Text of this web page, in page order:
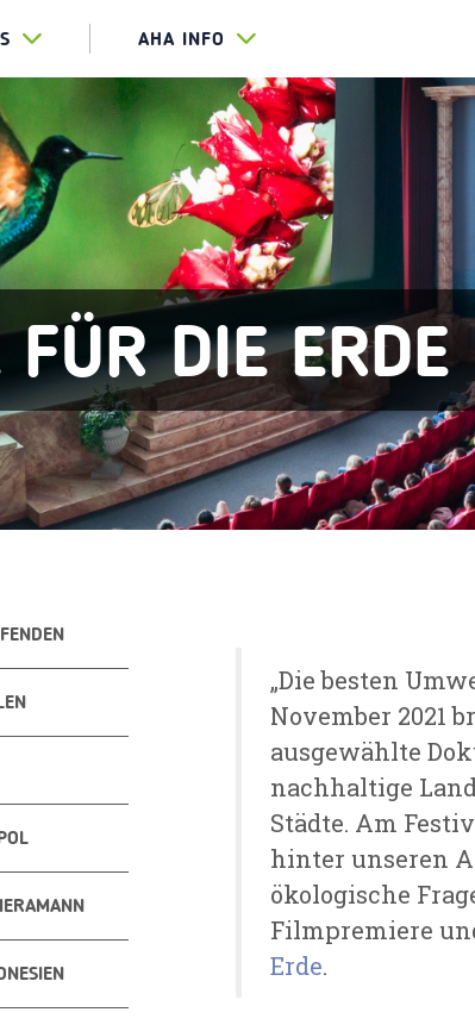
AHA INFO
FÜR DIE ERDE
„Die besten
November 2021
ausgewählte
nachhaltige
Städte. Am
hinter unseren
ökologische
Filmpremiere
Erde.